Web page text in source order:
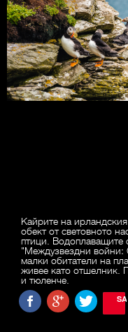
Кайрите на
обект от световното
птици. Водоплаващите
"Междузвездни войни:
малки обитатели на
живее като отшелник.
и тюленче.